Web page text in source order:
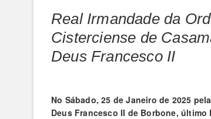
Real Irmandade da
Cisterciense de
Deus Francesco II
No Sábado, 25 de Janeiro de 2025
Deus Francesco II de Borbone,